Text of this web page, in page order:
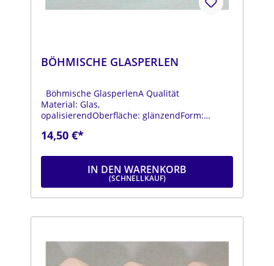
BÖHMISCHE GLASPERLEN
Böhmische GlasperlenA Qualität
Material: Glas,
opalisierendOberfläche: glänzendForm:
14,50 €*
IN DEN WARENKORB